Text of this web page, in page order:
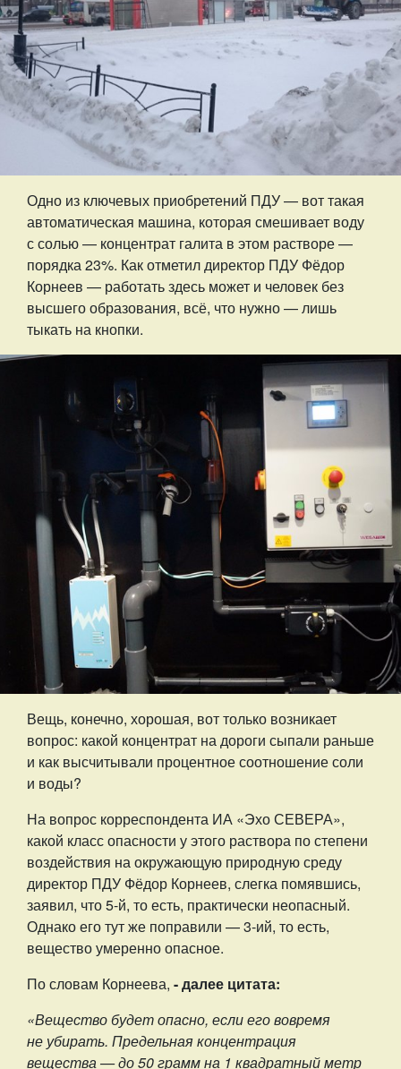
Одно из ключевых приобретений ПДУ — вот такая
автоматическая машина, которая смешивает воду
с солью — концентрат галита в этом растворе —
порядка 23%. Как отметил директор ПДУ Фёдор
Корнеев — работать здесь может и человек без
высшего образования, всё, что нужно — лишь
тыкать на кнопки.
Вещь, конечно, хорошая, вот только возникает
вопрос: какой концентрат на дороги сыпали раньше
и как высчитывали процентное соотношение соли
и воды?
На вопрос корреспондента ИА «Эхо СЕВЕРА»,
какой класс опасности у этого раствора по степени
воздействия на окружающую природную среду
директор ПДУ Фёдор Корнеев, слегка помявшись,
заявил, что 5-й, то есть, практически неопасный.
Однако его тут же поправили — 3-ий, то есть,
вещество умеренно опасное.
По словам Корнеева, - далее цитата:
«Вещество будет опасно, если его вовремя
не убирать. Предельная концентрация
вещества — до 50 грамм на 1 квадратный метр